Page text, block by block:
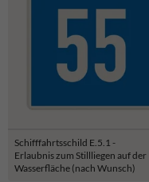
Schifffahrtsschild E.5.1 -
Erlaubnis zum Stillliegen auf der
Wasserfläche (nach Wunsch)